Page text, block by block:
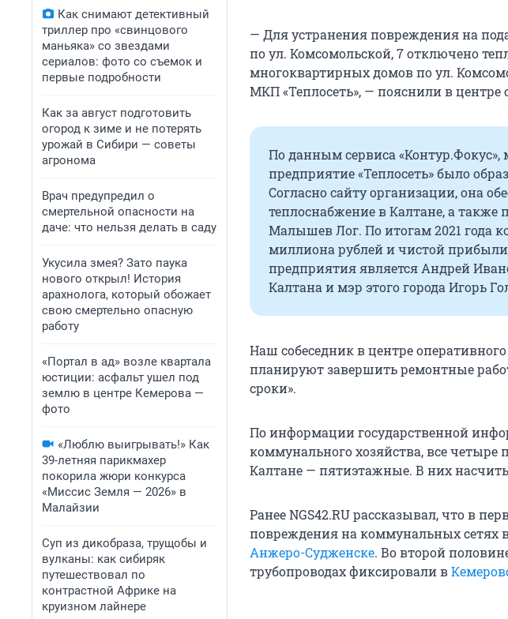
Как снимают детективный
триллер про «свинцового
маньяка» со звездами
сериалов: фото со съемок и
первые подробности
Как за август подготовить
огород к зиме и не потерять
урожай в Сибири — советы
агронома
Врач предупредил о
смертельной опасности на
даче: что нельзя делать в саду
Укусила змея? Зато паука
нового открыл! История
арахнолога, который обожает
свою смертельно опасную
работу
«Портал в ад» возле квартала
юстиции: асфальт ушел под
землю в центре Кемерова —
фото
«Люблю выигрывать!» Как
39-летняя парикмахер
покорила жюри конкурса
«Миссис Земля — 2026» в
Малайзии
Суп из дикобраза, трущобы и
вулканы: как сибиряк
путешествовал по
контрастной Африке на
круизном лайнере
— Для устранения повреждения на
по ул. Комсомольской, 7 отключено
многоквартирных домов по ул.
МКП «Теплосеть», — пояснили в центре
По данным сервиса
предприятие «Теплосеть» было
Согласно сайту организации, она
теплоснабжение в Калтане, а также
Малышев Лог. По итогам 2021 года
миллиона рублей и чистой
предприятия является Андрей
Калтана и мэр этого города Игорь
Наш собеседник в центре
планируют завершить ремонтные
сроки».
По информации государственной
коммунального хозяйства, все
Калтане — пятиэтажные. В них
Ранее NGS42.RU рассказывал, что в
повреждения на коммунальных сетях
Анжеро-Судженске. Во второй
трубопроводах фиксировали в